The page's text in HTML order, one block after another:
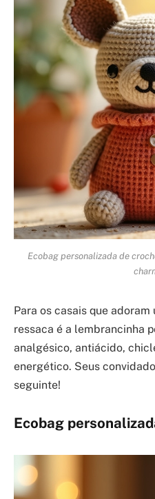
Ecobag personalizada de
Para os casais que
ressaca é a lembrancinha
analgésico, antiácido,
energético. Seus
seguinte!
Ecobag